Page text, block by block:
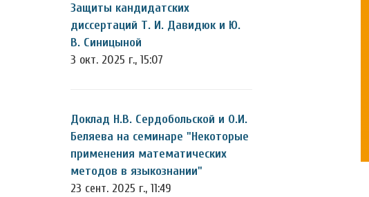
Защиты кандидатских
диссертаций Т. И. Давидюк и Ю.
В. Синицыной
3 окт. 2025 г., 15:07
Доклад Н.В. Сердобольской и О.И.
Беляева на семинаре "Некоторые
применения математических
методов в языкознании"
23 сент. 2025 г., 11:49